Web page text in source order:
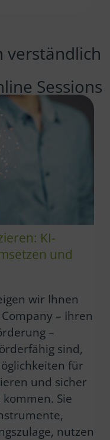
verständlich
Sessions
KI-
und
wir Ihnen
– Ihren
–
sind,
für
und sicher
Sie
nutzen